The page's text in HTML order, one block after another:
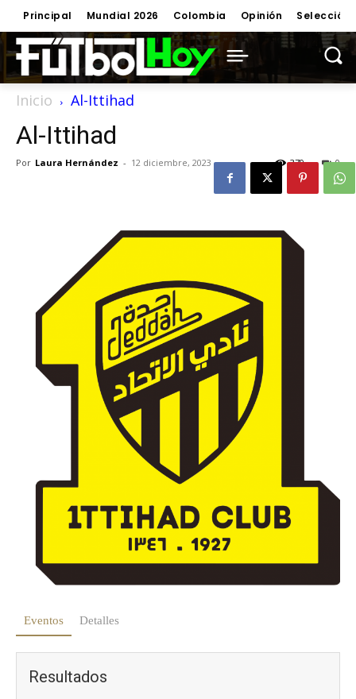
Principal Mundial 2026 Colombia Opinión Selección
Inicio Al-Ittihad
Al-Ittihad
Por Laura Hernández - 12 diciembre, 2023 0
379
Eventos Detalles
Resultados